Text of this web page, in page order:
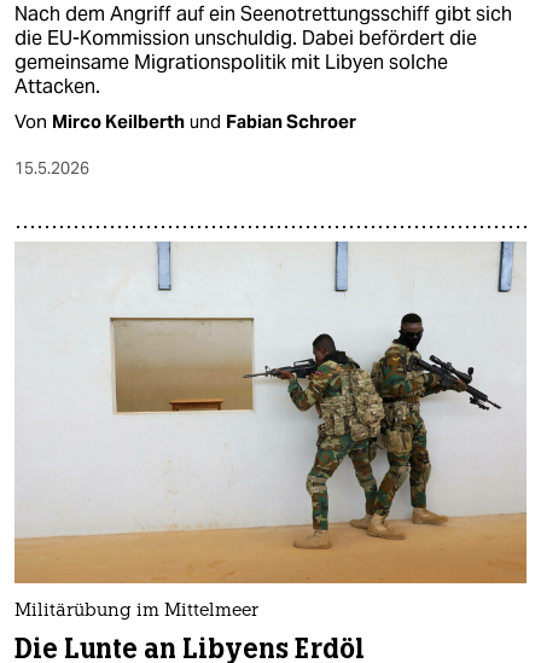
Nach dem Angriff auf ein Seenotrettungsschiff gibt sich
die EU-Kommission unschuldig. Dabei befördert die
gemeinsame Migrationspolitik mit Libyen solche
Attacken.
Von Mirco Keilberth und Fabian Schroer
15.5.2026
Militärübung im Mittelmeer
Die Lunte an Libyens Erdöl